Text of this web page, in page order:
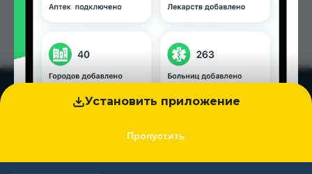
Установить приложение
Пропустить